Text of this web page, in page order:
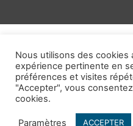
un
Mentions légales-
Publications
Nous utilisons des
expérience pertinente en
préférences et visites
"Accepter", vous
cookies.
Paramètres ACCEPTER